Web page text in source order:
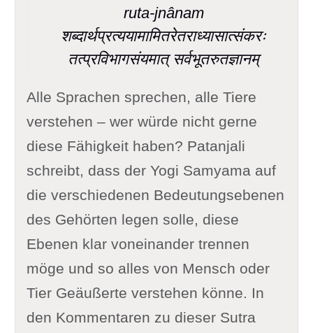
ruta-jnânam
शब्दार्थप्रत्ययामामितरेतराध्यासात्संकरः
तत्प्रविभागसंयमात् सर्वभूतरुतज्ञानम्
Alle Sprachen sprechen, alle Tiere
verstehen – wer würde nicht gerne
diese Fähigkeit haben? Patanjali
schreibt, dass der Yogi Samyama auf
die verschiedenen Bedeutungsebenen
des Gehörten legen solle, diese
Ebenen klar voneinander trennen
möge und so alles von Mensch oder
Tier Geäußerte verstehen könne. In
den Kommentaren zu dieser Sutra